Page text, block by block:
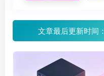
文章最后更新时间：